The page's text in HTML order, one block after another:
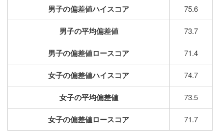
男子の偏差値ハイスコア 75.6
男子の平均偏差値 73.7
男子の偏差値ロースコア 71.4
女子の偏差値ハイスコア 74.7
女子の平均偏差値 73.5
女子の偏差値ロースコア 71.7